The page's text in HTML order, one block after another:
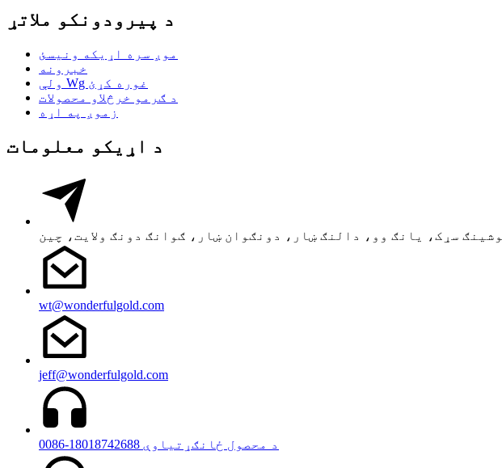
د پیرودونکو ملاتړ
موږ سره اړیکه ونیسئ
خبرونه
ولې Wg غوره کړئ
د ګرمو خرڅلاو محصولات
زموږ په اړه
د اړیکو معلومات
wt@wonderfulgold.com
jeff@wonderfulgold.com
0086-18018742688 د محصول ځانګړتیاوې